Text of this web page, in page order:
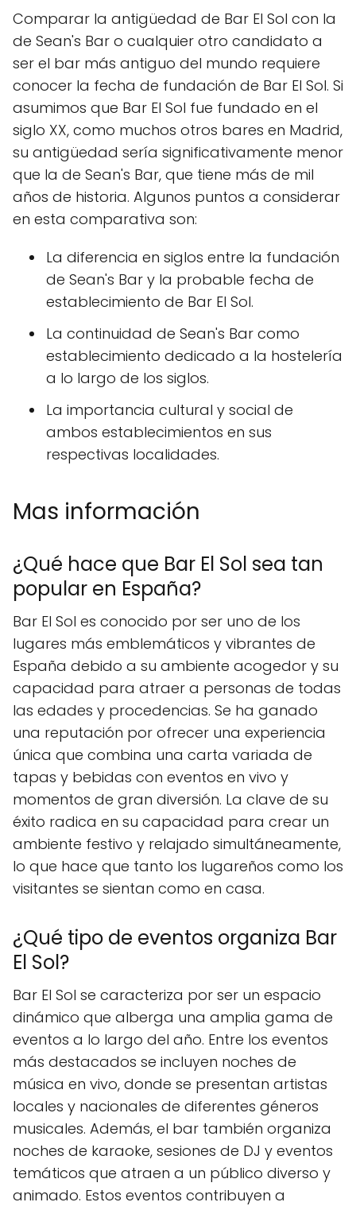
Comparar la antigüedad de Bar El Sol con la
de Sean's Bar o cualquier otro candidato a
ser el bar más antiguo del mundo requiere
conocer la fecha de fundación de Bar El Sol. Si
asumimos que Bar El Sol fue fundado en el
siglo XX, como muchos otros bares en Madrid,
su antigüedad sería significativamente menor
que la de Sean's Bar, que tiene más de mil
años de historia. Algunos puntos a considerar
en esta comparativa son:
La diferencia en siglos entre la fundación
de Sean's Bar y la probable fecha de
establecimiento de Bar El Sol.
La continuidad de Sean's Bar como
establecimiento dedicado a la hostelería
a lo largo de los siglos.
La importancia cultural y social de
ambos establecimientos en sus
respectivas localidades.
Mas información
¿Qué hace que Bar El Sol sea tan
popular en España?
Bar El Sol es conocido por ser uno de los
lugares más emblemáticos y vibrantes de
España debido a su ambiente acogedor y su
capacidad para atraer a personas de todas
las edades y procedencias. Se ha ganado
una reputación por ofrecer una experiencia
única que combina una carta variada de
tapas y bebidas con eventos en vivo y
momentos de gran diversión. La clave de su
éxito radica en su capacidad para crear un
ambiente festivo y relajado simultáneamente,
lo que hace que tanto los lugareños como los
visitantes se sientan como en casa.
¿Qué tipo de eventos organiza Bar
El Sol?
Bar El Sol se caracteriza por ser un espacio
dinámico que alberga una amplia gama de
eventos a lo largo del año. Entre los eventos
más destacados se incluyen noches de
música en vivo, donde se presentan artistas
locales y nacionales de diferentes géneros
musicales. Además, el bar también organiza
noches de karaoke, sesiones de DJ y eventos
temáticos que atraen a un público diverso y
animado. Estos eventos contribuyen a